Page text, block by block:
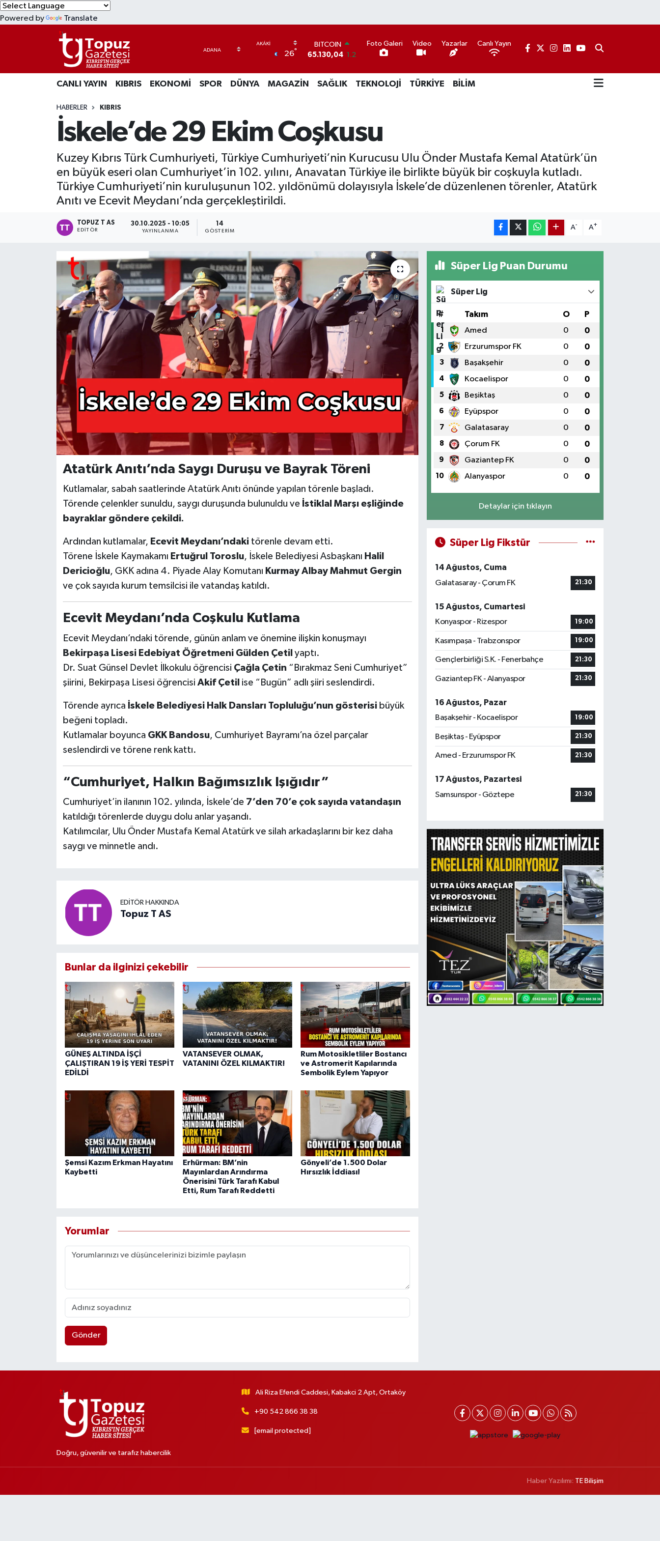
Powered by Translate
26°
BITCOIN
65.130,04 1.2
47,7106 0.17
EURO
6618.49
2.12
BİST100
13.773
-19
Foto Galeri Video Yazarlar Canlı Yayın
CANLI YAYIN KIBRIS EKONOMİ SPOR DÜNYA MAGAZİN SAĞLIK TEKNOLOJİ TÜRKİYE BİLİM
HABERLER KIBRIS
İskele’de 29 Ekim Coşkusu
Kuzey Kıbrıs Türk Cumhuriyeti, Türkiye Cumhuriyeti’nin Kurucusu Ulu Önder Mustafa Kemal Atatürk’ün
en büyük eseri olan Cumhuriyet’in 102. yılını, Anavatan Türkiye ile birlikte büyük bir coşkuyla kutladı.
Türkiye Cumhuriyeti’nin kuruluşunun 102. yıldönümü dolayısıyla İskele’de düzenlenen törenler, Atatürk
Anıtı ve Ecevit Meydanı’nda gerçekleştirildi.
TOPUZ T AS
EDITÖR
30.10.2025 - 10:05
YAYINLANMA
14
GÖSTERIM
A- A+
Atatürk Anıtı’nda Saygı Duruşu ve Bayrak Töreni
Kutlamalar, sabah saatlerinde Atatürk Anıtı önünde yapılan törenle başladı.
Törende çelenkler sunuldu, saygı duruşunda bulunuldu ve İstiklal Marşı eşliğinde
bayraklar göndere çekildi.
Ardından kutlamalar, Ecevit Meydanı’ndakitörenle devam etti.
Törene İskele Kaymakamı Ertuğrul Toroslu, İskele Belediyesi Asbaşkanı Halil
Dericioğlu, GKK adına 4. Piyade Alay Komutanı Kurmay Albay Mahmut Gergin
ve çok sayıda kurum temsilcisi ile vatandaş katıldı.
Ecevit Meydanı’nda Coşkulu Kutlama
Ecevit Meydanı’ndaki törende, günün anlam ve önemine ilişkin konuşmayı
Bekirpaşa Lisesi Edebiyat Öğretmeni Gülden Çetil yaptı.
Dr. Suat Günsel Devlet İlkokulu öğrencisi Çağla Çetin “Bırakmaz Seni Cumhuriyet”
şiirini, Bekirpaşa Lisesi öğrencisi Akif Çetil ise “Bugün” adlı şiiri seslendirdi.
Törende ayrıca İskele Belediyesi Halk Dansları Topluluğu’nun gösterisibüyük
beğeni topladı.
Kutlamalar boyunca GKK Bandosu, Cumhuriyet Bayramı’na özel parçalar
seslendirdi ve törene renk kattı.
“Cumhuriyet, Halkın Bağımsızlık Işığıdır”
Cumhuriyet’in ilanının 102. yılında, İskele’de 7’den 70’e çok sayıda vatandaşın
katıldığı törenlerde duygu dolu anlar yaşandı.
Katılımcılar, Ulu Önder Mustafa Kemal Atatürk ve silah arkadaşlarını bir kez daha
saygı ve minnetle andı.
EDITÖR HAKKINDA
Topuz T AS
Bunlar da ilginizi çekebilir
GÜNEŞ ALTINDA İŞÇİ
ÇALIŞTIRAN 19 İŞ YERİ TESPİT
EDİLDİ
VATANSEVER OLMAK,
VATANINI ÖZEL KILMAKTIR!
Rum Motosikletliler Bostancı
ve Astromerit Kapılarında
Sembolik Eylem Yapıyor
Şemsi Kazım Erkman Hayatını
Kaybetti
Erhürman: BM’nin
Mayınlardan Arındırma
Önerisini Türk Tarafı Kabul
Etti, Rum Tarafı Reddetti
Gönyeli’de 1.500 Dolar
Hırsızlık İddiası!
Yorumlar
Gönder
Süper Lig Puan Durumu
Süper Lig
# Takım O P
1 Amed 0 0
2 Erzurumspor FK 0 0
3 Başakşehir 0 0
4 Kocaelispor 0 0
5 Beşiktaş 0 0
6 Eyüpspor 0 0
7 Galatasaray 0 0
8 Çorum FK 0 0
9 Gaziantep FK 0 0
10 Alanyaspor 0 0
Detaylar için tıklayın
Süper Lig Fikstür
14 Ağustos, Cuma
Galatasaray - Çorum FK
21:30
15 Ağustos, Cumartesi
Konyaspor - Rizespor
19:00
Kasımpaşa - Trabzonspor 19:00
Gençlerbirliği S.K. - Fenerbahçe 21:30
Gaziantep FK - Alanyaspor 21:30
16 Ağustos, Pazar
Başakşehir - Kocaelispor
19:00
Beşiktaş - Eyüpspor 21:30
Amed - Erzurumspor FK 21:30
17 Ağustos, Pazartesi
Samsunspor - Göztepe
21:30
Doğru, güvenilir ve tarafız habercilik
Ali Riza Efendi Caddesi, Kabakci 2 Apt, Ortaköy
+90 542 866 38 38
[email protected]
Haber Yazılımı: TE Bilişim
EKONOMİ
MAGAZİN
TEKNOLOJİ
Lefkoşa Nöbetçi Eczaneler
Lefkoşa Hava Durumu
Lefkoşa Trafik Yoğunluk Haritası
Süper Lig Puan Durumu ve Fikstür
Tüm Manşetler
Son Dakika Haberleri
Haber Arşivi